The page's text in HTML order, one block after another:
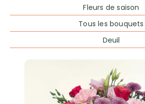
Fleurs de saison
Tous les bouquets
Deuil